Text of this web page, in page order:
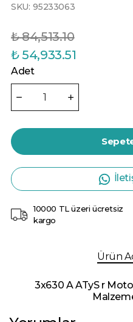
SKU: 95233063
₺ 84,513.10
₺ 54,933.51
Adet
10000 TL üzeri ücretsiz
kargo
Ürün
3x630 A ATyS r